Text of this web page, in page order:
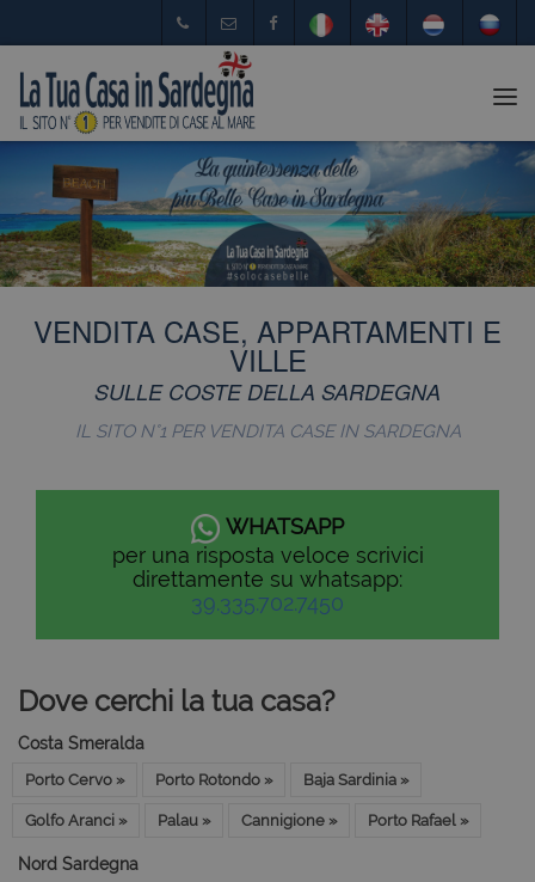
VENDITA CASE, APPARTAMENTI E
VILLE
SULLE COSTE DELLA SARDEGNA
IL SITO N°1 PER VENDITA CASE IN SARDEGNA
WHATSAPP
per una risposta veloce scrivici
direttamente su whatsapp:
39.335.702.7450
Dove cerchi la tua casa?
Costa Smeralda
Porto Cervo » Porto Rotondo » Baja Sardinia »
Golfo Aranci » Palau » Cannigione » Porto Rafael »
Nord Sardegna